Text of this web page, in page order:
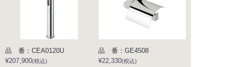
品 番：CEA0120U
¥207,900(税込)
品 番：GE4508
¥22,330(税込)